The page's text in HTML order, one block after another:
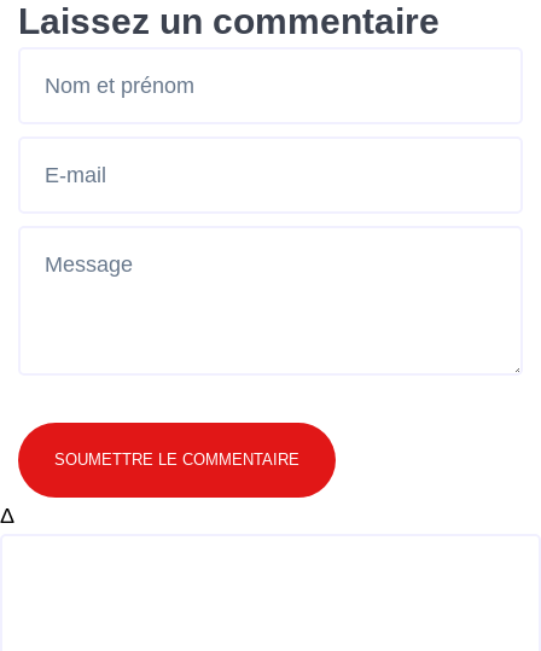
Laissez un commentaire
SOUMETTRE LE COMMENTAIRE
Δ